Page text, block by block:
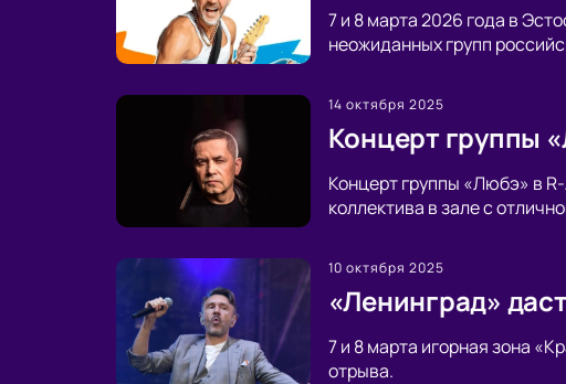
7 и 8 марта 2026 года в
неожиданных групп
14 октября 2025
Концерт группы
Концерт группы «Любэ» в
коллектива в зале с
10 октября 2025
«Ленинград»
7 и 8 марта игорная зона
отрыва.